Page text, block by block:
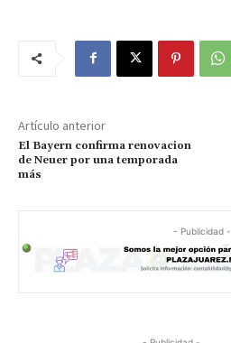
Artículo anterior
El Bayern confirma renovacion
de Neuer por una temporada
más
- Publicidad -